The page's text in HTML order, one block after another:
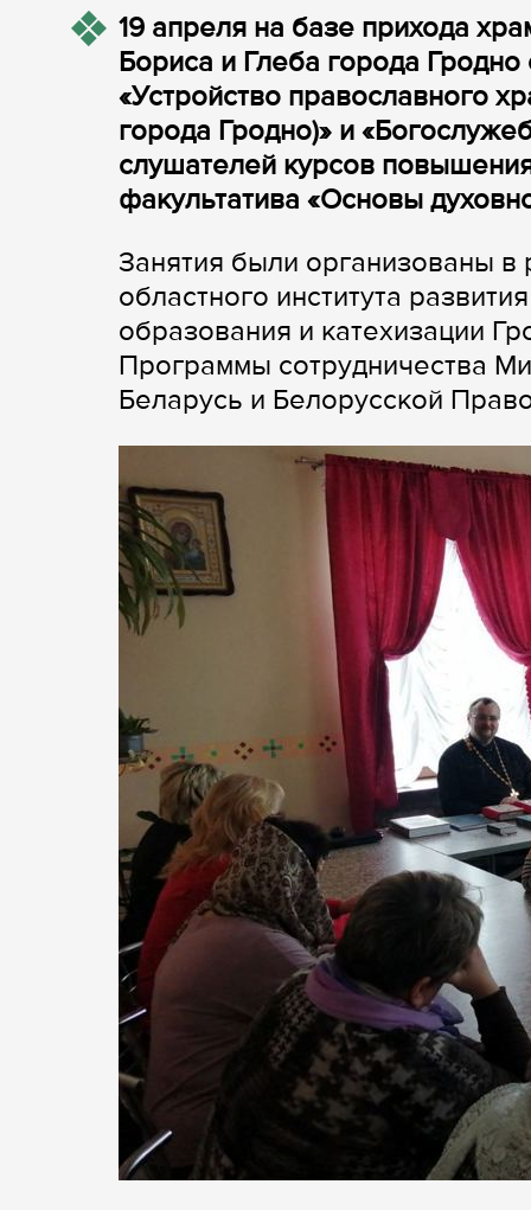
19 апреля на базе прихода
Бориса и Глеба города Гродно
«Устройство православного
города Гродно)» и
слушателей курсов
факультатива «Основы
Занятия были организованы в
областного института
образования и катехизации
Программы сотрудничества
Беларусь и Белорусской